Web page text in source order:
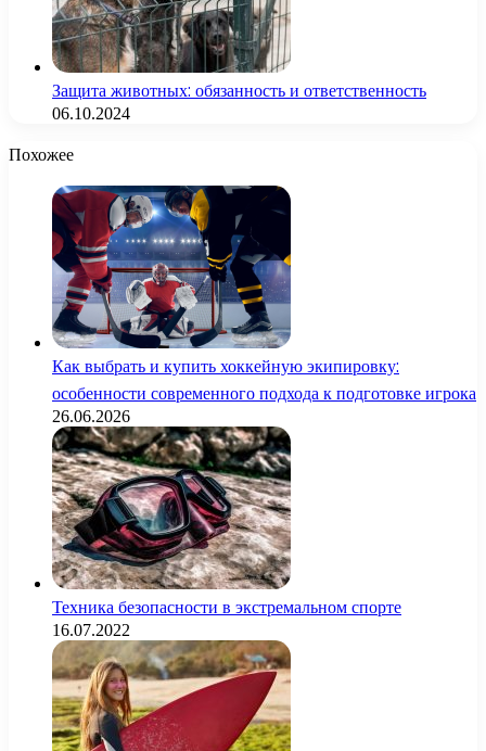
Защита животных: обязанность и ответственность
06.10.2024
Похожее
Как выбрать и купить хоккейную экипировку:
особенности современного подхода к подготовке игрока
26.06.2026
Техника безопасности в экстремальном спорте
16.07.2022